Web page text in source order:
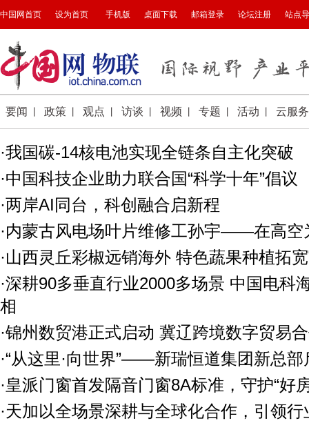
·我国碳-14核电池实现全链条自主化突破
·中国科技企业助力联合国“科学十年”倡议
·两岸AI同台，科创融合启新程
·内蒙古风电场叶片维修工孙宇——在高空
·山西灵丘彩椒远销海外 特色蔬果种植拓
·深耕90多垂直行业2000多场景 中国电科
相
·锦州数贸港正式启动 冀辽跨境数字贸易
·“从这里·向世界”——新瑞恒道集团新总部
·皇派门窗首发隔音门窗8A标准，守护“好
·天加以全场景深耕与全球化合作，引领